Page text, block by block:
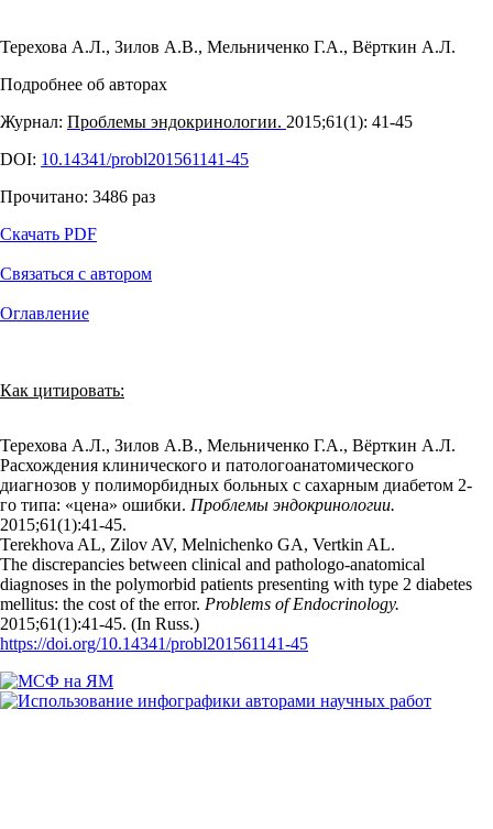
Терехова А.Л., Зилов А.В., Мельниченко Г.А., Вёрткин А.Л.
Подробнее об авторах
Журнал: Проблемы эндокринологии. 2015;61(1): 41‑45
DOI: 10.14341/probl201561141-45
Прочитано: 3486 раз
Скачать PDF
Связаться с автором
Оглавление
Как цитировать:
Терехова А.Л., Зилов А.В., Мельниченко Г.А., Вёрткин А.Л.
Расхождения клинического и патологоанатомического
диагнозов у полиморбидных больных с сахарным диабетом 2-
го типа: «цена» ошибки. Проблемы эндокринологии.
2015;61(1):41‑45.
Terekhova AL, Zilov AV, Melnichenko GA, Vertkin AL.
The discrepancies between clinical and pathologo-anatomical
diagnoses in the polymorbid patients presenting with type 2 diabetes
mellitus: the cost of the error. Problems of Endocrinology.
2015;61(1):41‑45. (In Russ.)
https://doi.org/10.14341/probl201561141-45